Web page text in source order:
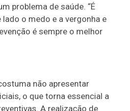
problema de saúde. “É
o medo e a vergonha e
é sempre o melhor
não apresentar
o que torna essencial a
A realização de